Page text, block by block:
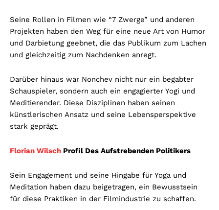
Seine Rollen in Filmen wie “7 Zwerge” und anderen
Projekten haben den Weg für eine neue Art von Humor
und Darbietung geebnet, die das Publikum zum Lachen
und gleichzeitig zum Nachdenken anregt.
Darüber hinaus war Nonchev nicht nur ein begabter
Schauspieler, sondern auch ein engagierter Yogi und
Meditierender. Diese Disziplinen haben seinen
künstlerischen Ansatz und seine Lebensperspektive
stark geprägt.
Florian Wilsch Profil Des Aufstrebenden Politikers
Sein Engagement und seine Hingabe für Yoga und
Meditation haben dazu beigetragen, ein Bewusstsein
für diese Praktiken in der Filmindustrie zu schaffen.